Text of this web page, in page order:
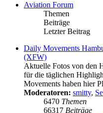
Aviation Forum
Themen
Beiträge
Letzter Beitrag
Daily Movements
(XFW)
Aktuelle Fotos von den
für die täglichen
Movements haben hier
Moderatoren: smitty,
6470 Themen
66317 Beiträge